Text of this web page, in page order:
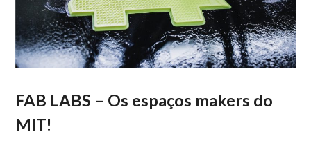
FAB LABS – Os espaços makers do
MIT!